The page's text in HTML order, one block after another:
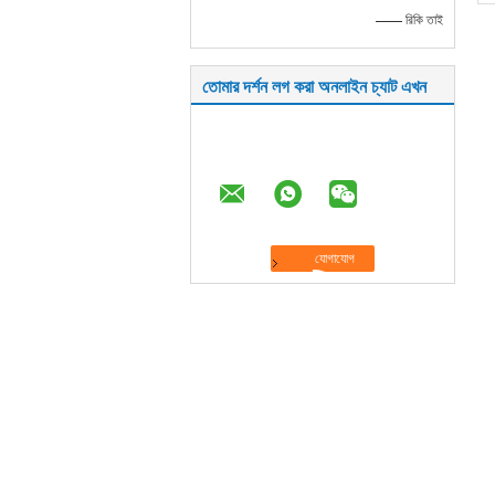
—— রিকি তাই
তোমার দর্শন লগ করা অনলাইন চ্যাট এখন